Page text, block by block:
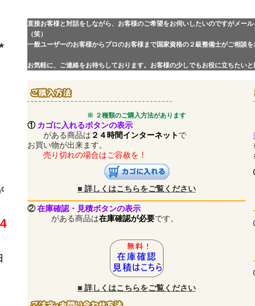
直接お客様と対話をしながら、お客様のご希望をお伺いしたいのですがメー
（笑）
一般ユーザーのお客様からプロのお客様まで国家資格の２級整備士がご相談を
お気軽に、ご連絡をお待ちしております。お客様の少しでもお役に立ちたいと
※ ２種類のご購入方法があります
① カゴに入れるボタンの表示
がある商品は ２４時間インターネット で
お買い物が出来ます。
売り切れの場合はご容赦を！
■ 詳しくはこちらをご覧ください
②在庫確認・見積ボタンの表示
がある商品は在庫確認が必要です。
■ 詳しくはこちらをご覧ください